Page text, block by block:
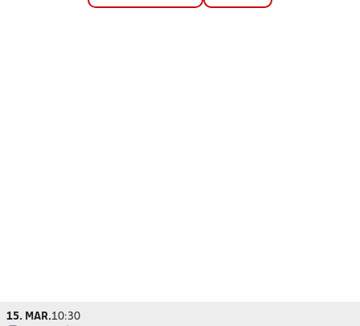
15. MAR.10:30